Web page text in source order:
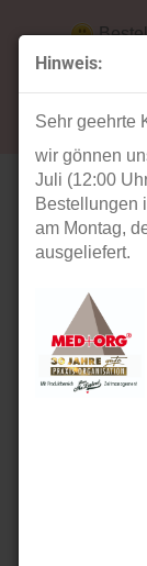
Hinweis:
Sehr geehrte
wir gönnen
Juli (12:00
Bestellungen
am Montag,
ausgeliefert.
Artikel in dieser
TEQLER